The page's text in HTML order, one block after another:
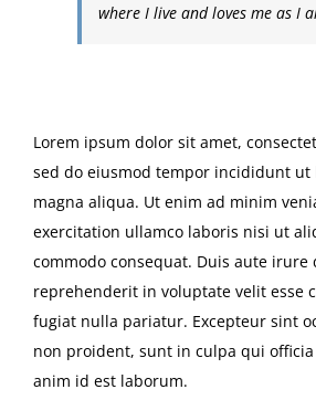
where I live and loves me as I
Lorem ipsum dolor sit amet,
sed do eiusmod tempor incididunt ut
magna aliqua. Ut enim ad minim
exercitation ullamco laboris nisi ut
commodo consequat. Duis aute irure
reprehenderit in voluptate velit esse
fugiat nulla pariatur. Excepteur sint
non proident, sunt in culpa qui
anim id est laborum.